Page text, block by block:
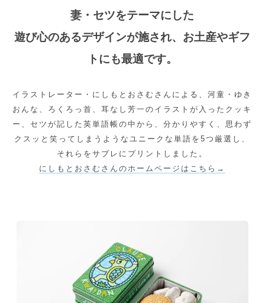
妻・セツをテーマにした
遊び心のあるデザインが施され、お土産やギフ
トにも最適です。
イラストレーター・にしもとおさむさんによる、河童・ゆき
おんな、ろくろっ首、耳なし芳一のイラストが入ったクッキ
ー、セツが記した英単語帳の中から、分かりやすく、思わず
クスッと笑ってしまうようなユニークな単語を5つ厳選し、
それらをサブレにプリントしました。
にしもとおさむさんのホームページはこちら→